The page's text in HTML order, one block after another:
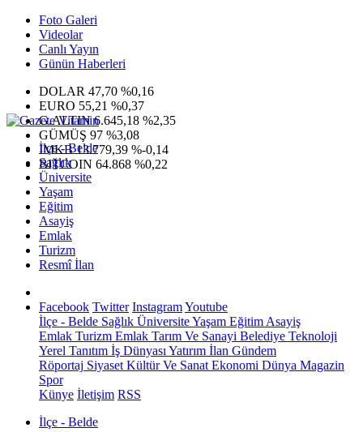
Foto Galeri
Videolar
Canlı Yayın
Günün Haberleri
DOLAR 47,70 %0,16
EURO 55,21 %0,37
G.ALTIN6.645,18 %2,35
GÜMÜŞ 97 %3,08
IMKB13.779,39 %-0,14
BITCOIN 64.868 %0,22
İlçe - Belde
Sağlık
Üniversite
Yaşam
Eğitim
Asayiş
Emlak
Turizm
Resmî İlan
Facebook Twitter InstagramYoutube
İlçe - Belde Sağlık ÜniversiteYaşam Eğitim Asayiş
Emlak Turizm Emlak Tarım Ve Sanayi Belediye Teknoloji
Yerel Tanıtım İş Dünyası Yatırım İlan Gündem
Röportaj Siyaset Kültür Ve Sanat Ekonomi Dünya Magazin
Spor
Künye İletişim RSS
İlçe - Belde